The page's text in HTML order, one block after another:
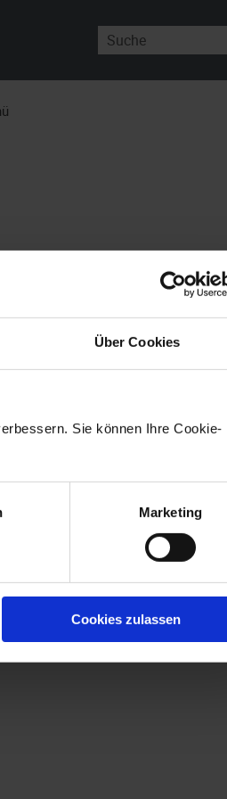
Über Cookies
Sie können Ihre Cookie-
Marketing
Cookies zulassen
werden im sich öffnenden
Sprache (Deutsch,
Dunkel).
Softwareversionen, Lizenzen und
enaio® administrator-for-workflow